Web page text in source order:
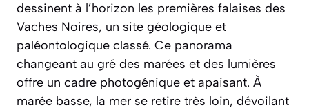
dessinent à l’horizon les premières falaises des
Vaches Noires, un site géologique et
paléontologique classé. Ce panorama
changeant au gré des marées et des lumières
offre un cadre photogénique et apaisant. À
marée basse, la mer se retire très loin, dévoilant